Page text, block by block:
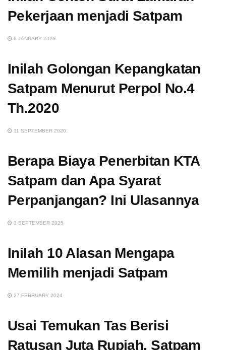
Pekerjaan menjadi Satpam
6 JANUARY 2026
Inilah Golongan Kepangkatan
Satpam Menurut Perpol No.4
Th.2020
11 SEPTEMBER 2020
Berapa Biaya Penerbitan KTA
Satpam dan Apa Syarat
Perpanjangan? Ini Ulasannya
3 SEPTEMBER 2025
Inilah 10 Alasan Mengapa
Memilih menjadi Satpam
27 FEBRUARY 2024
Usai Temukan Tas Berisi
Ratusan Juta Rupiah, Satpam